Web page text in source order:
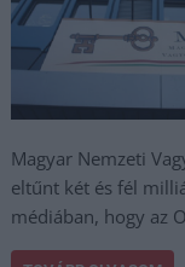
Magyar Nemzeti
eltűnt két és fél
médiában, hogy az